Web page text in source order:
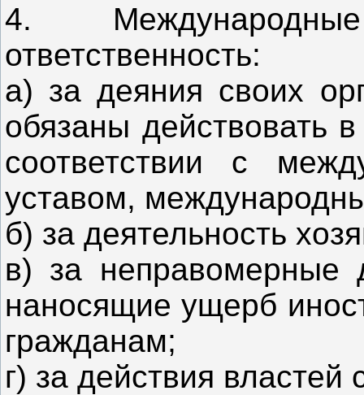
4.
ответственность:
а) за деяния своих
обязаны действовать
соответствии с
уставом,
б) за деятельность
в) за неправомерные
наносящие ущерб
гражданам;
г) за действия